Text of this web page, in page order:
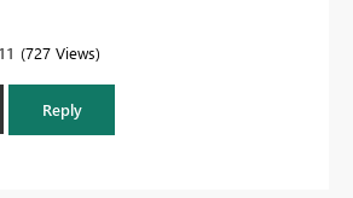
727 Views
Reply